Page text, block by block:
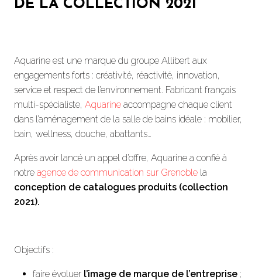
DE LA COLLECTION 2021
Aquarine est une marque du groupe Allibert aux
engagements forts : créativité, réactivité, innovation,
service et respect de l’environnement. Fabricant français
multi-spécialiste, Aquarine accompagne chaque client
dans l’aménagement de la salle de bains idéale : mobilier,
bain, wellness, douche, abattants…
Après avoir lancé un appel d’offre, Aquarine a confié à
notre agence de communication sur Grenoble la
conception de catalogues produits (collection
2021).
Objectifs :
faire évoluer l’image de marque de l’entreprise ;